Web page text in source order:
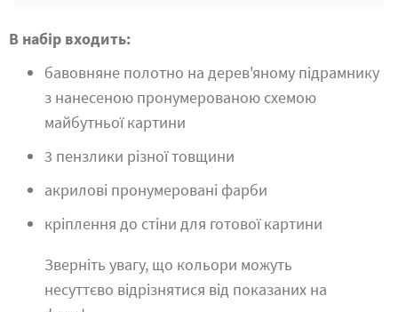
В набір входить:
бавовняне полотно на дерев'яному підрамнику
з нанесеною пронумерованою схемою
майбутньої картини
3 пензлики різної товщини
акрилові пронумеровані фарби
кріплення до стіни для готової картини
Зверніть увагу, що кольори можуть
несуттєво відрізнятися від показаних на